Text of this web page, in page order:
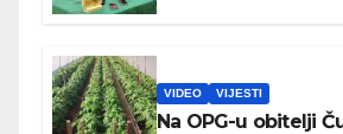
VIDEO VIJESTI
Na OPG-u obitelji